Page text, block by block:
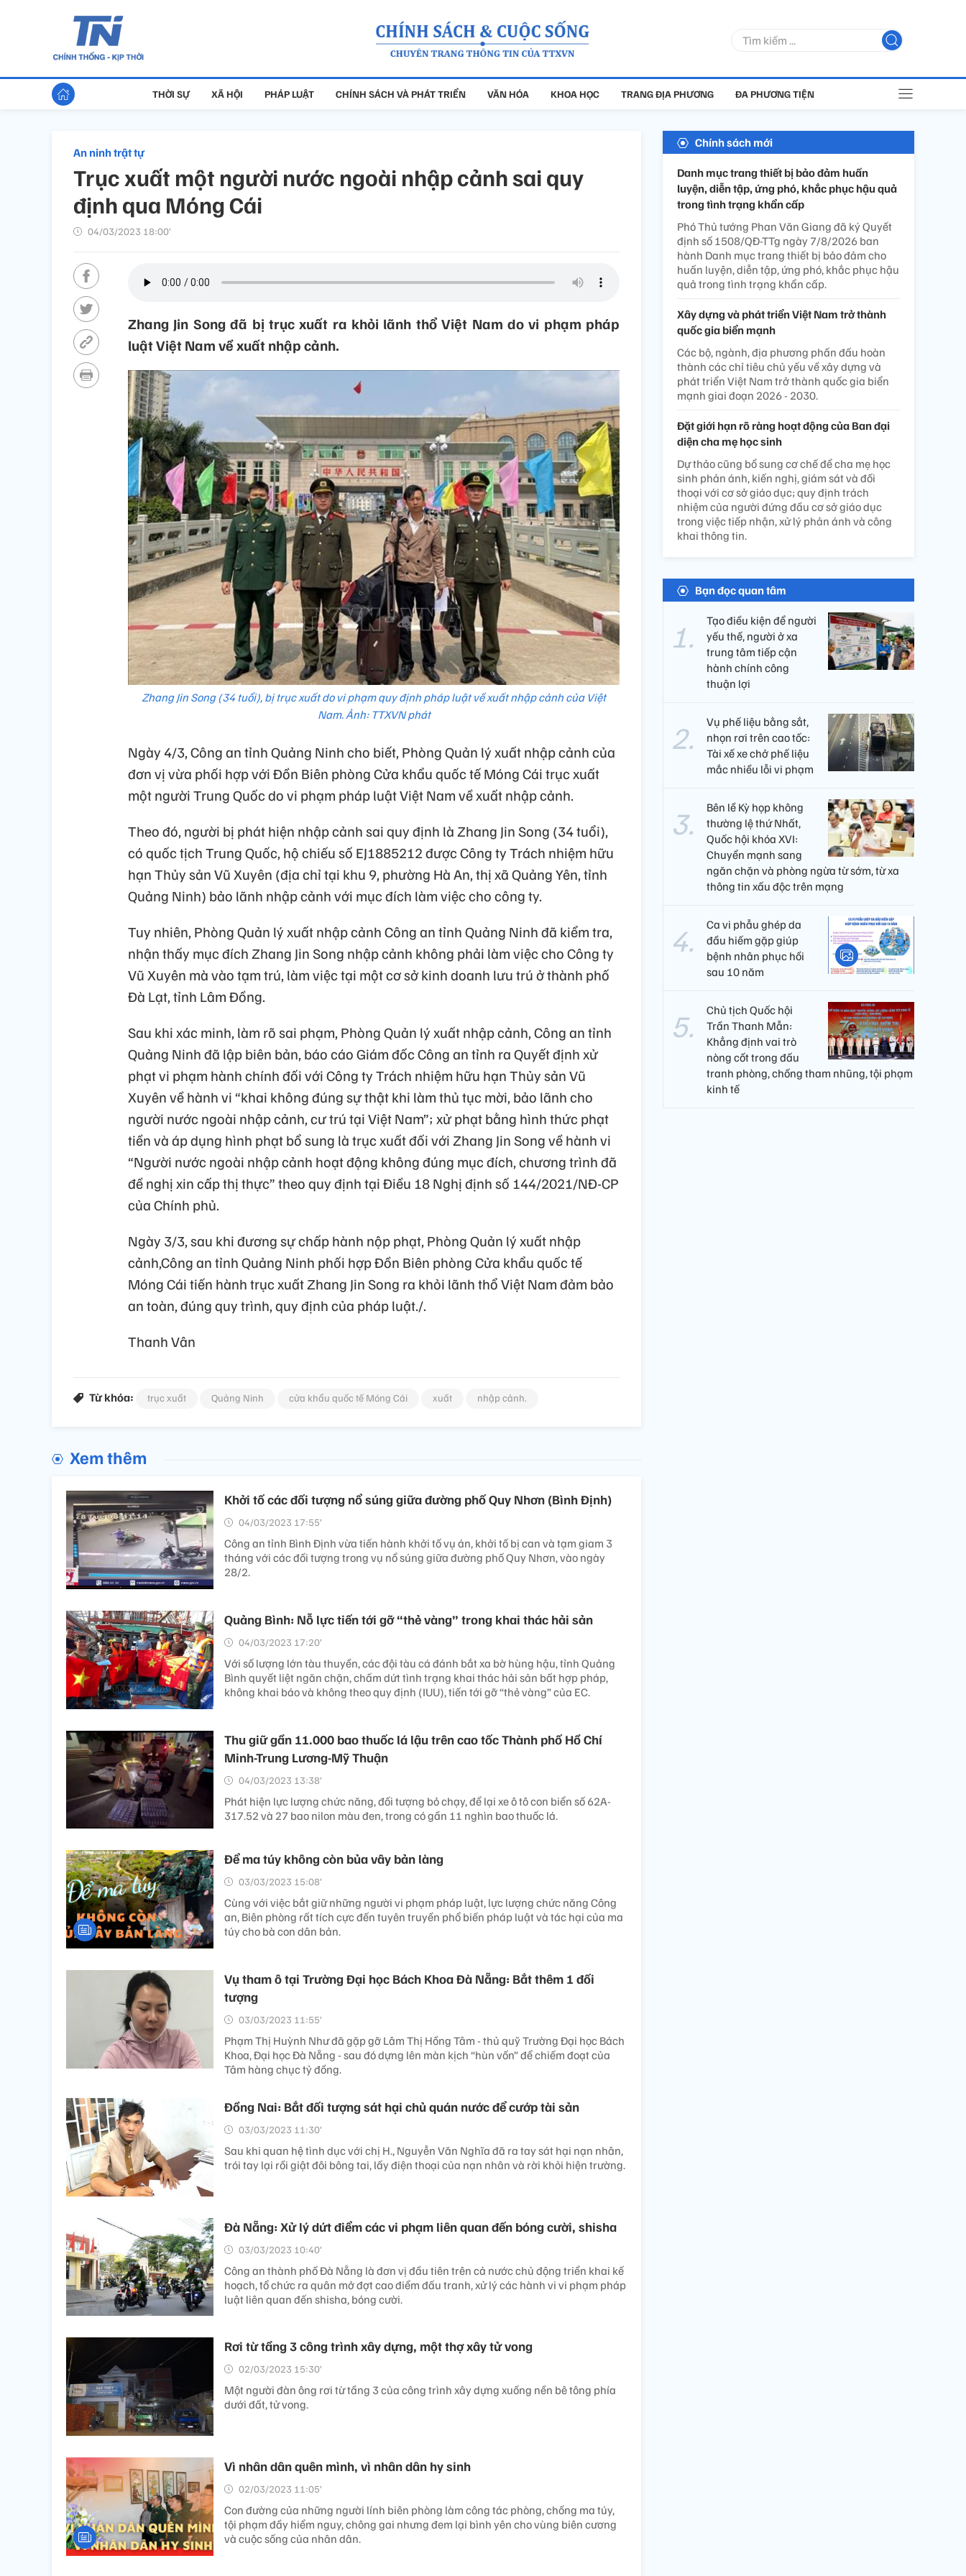
THỜI SỰ XÃ HỘI PHÁP LUẬT CHÍNH SÁCH VÀ PHÁT TRIỂN VĂN HÓA KHOA HỌC TRANG ĐỊA PHƯƠNG ĐA PHƯƠNG TIỆN
An ninh trật tự
Trục xuất một người nước ngoài nhập cảnh sai quy
định qua Móng Cái
04/03/2023 18:00’
Zhang Jin Song đã bị trục xuất ra khỏi lãnh thổ Việt Nam do vi phạm pháp
luật Việt Nam về xuất nhập cảnh.
Zhang Jin Song (34 tuổi), bị trục xuất do vi phạm quy định pháp luật về xuất nhập cảnh của Việt
Nam. Ảnh: TTXVN phát
Ngày 4/3, Công an tỉnh Quảng Ninh cho biết, Phòng Quản lý xuất nhập cảnh của
đơn vị vừa phối hợp với Đồn Biên phòng Cửa khẩu quốc tế Móng Cái trục xuất
một người Trung Quốc do vi phạm pháp luật Việt Nam về xuất nhập cảnh.
Theo đó, người bị phát hiện nhập cảnh sai quy định là Zhang Jin Song (34 tuổi),
có quốc tịch Trung Quốc, hộ chiếu số EJ1885212 được Công ty Trách nhiệm hữu
hạn Thủy sản Vũ Xuyên (địa chỉ tại khu 9, phường Hà An, thị xã Quảng Yên, tỉnh
Quảng Ninh) bảo lãnh nhập cảnh với mục đích làm việc cho công ty.
Tuy nhiên, Phòng Quản lý xuất nhập cảnh Công an tỉnh Quảng Ninh đã kiểm tra,
nhận thấy mục đích Zhang Jin Song nhập cảnh không phải làm việc cho Công ty
Vũ Xuyên mà vào tạm trú, làm việc tại một cơ sở kinh doanh lưu trú ở thành phố
Đà Lạt, tỉnh Lâm Đồng.
Sau khi xác minh, làm rõ sai phạm, Phòng Quản lý xuất nhập cảnh, Công an tỉnh
Quảng Ninh đã lập biên bản, báo cáo Giám đốc Công an tỉnh ra Quyết định xử
phạt vi phạm hành chính đối với Công ty Trách nhiệm hữu hạn Thủy sản Vũ
Xuyên về hành vi “khai không đúng sự thật khi làm thủ tục mời, bảo lãnh cho
người nước ngoài nhập cảnh, cư trú tại Việt Nam”; xử phạt bằng hình thức phạt
tiền và áp dụng hình phạt bổ sung là trục xuất đối với Zhang Jin Song về hành vi
“Người nước ngoài nhập cảnh hoạt động không đúng mục đích, chương trình đã
đề nghị xin cấp thị thực” theo quy định tại Điều 18 Nghị định số 144/2021/NĐ-CP
của Chính phủ.
Ngày 3/3, sau khi đương sự chấp hành nộp phạt, Phòng Quản lý xuất nhập
cảnh,Công an tỉnh Quảng Ninh phối hợp Đồn Biên phòng Cửa khẩu quốc tế
Móng Cái tiến hành trục xuất Zhang Jin Song ra khỏi lãnh thổ Việt Nam đảm bảo
an toàn, đúng quy trình, quy định của pháp luật./.
Thanh Vân
Từ khóa: trục xuất Quảng Ninh cửa khẩu quốc tế Móng Cái xuất nhập cảnh.
Xem thêm
Khởi tố các đối tượng nổ súng giữa đường phố Quy Nhơn (Bình Định)
04/03/2023 17:55’
Công an tỉnh Bình Định vừa tiến hành khởi tố vụ án, khởi tố bị can và tạm giam 3
tháng với các đối tượng trong vụ nổ súng giữa đường phố Quy Nhơn, vào ngày
28/2.
Quảng Bình: Nỗ lực tiến tới gỡ “thẻ vàng” trong khai thác hải sản
04/03/2023 17:20’
Với số lượng lớn tàu thuyền, các đội tàu cá đánh bắt xa bờ hùng hậu, tỉnh Quảng
Bình quyết liệt ngăn chặn, chấm dứt tình trạng khai thác hải sản bất hợp pháp,
không khai báo và không theo quy định (IUU), tiến tới gỡ “thẻ vàng” của EC.
Thu giữ gần 11.000 bao thuốc lá lậu trên cao tốc Thành phố Hồ Chí
Minh-Trung Lương-Mỹ Thuận
04/03/2023 13:38’
Phát hiện lực lượng chức năng, đối tượng bỏ chạy, để lại xe ô tô con biển số 62A-
317.52 và 27 bao nilon màu đen, trong có gần 11 nghìn bao thuốc lá.
Để ma túy không còn bủa vây bản làng
03/03/2023 15:08’
Cùng với việc bắt giữ những người vi phạm pháp luật, lực lượng chức năng Công
an, Biên phòng rất tích cực đến tuyên truyền phổ biến pháp luật và tác hại của ma
túy cho bà con dân bản.
Vụ tham ô tại Trường Đại học Bách Khoa Đà Nẵng: Bắt thêm 1 đối
tượng
03/03/2023 11:55’
Phạm Thị Huỳnh Như đã gặp gỡ Lâm Thị Hồng Tâm - thủ quỹ Trường Đại học Bách
Khoa, Đại học Đà Nẵng - sau đó dựng lên màn kịch “hùn vốn” để chiếm đoạt của
Tâm hàng chục tỷ đồng.
Đồng Nai: Bắt đối tượng sát hại chủ quán nước để cướp tài sản
03/03/2023 11:30’
Sau khi quan hệ tình dục với chị H., Nguyễn Văn Nghĩa đã ra tay sát hại nạn nhân,
trói tay lại rồi giật đôi bông tai, lấy điện thoại của nạn nhân và rời khỏi hiện trường.
Đà Nẵng: Xử lý dứt điểm các vi phạm liên quan đến bóng cười, shisha
03/03/2023 10:40’
Công an thành phố Đà Nẵng là đơn vị đầu tiên trên cả nước chủ động triển khai kế
hoạch, tổ chức ra quân mở đợt cao điểm đấu tranh, xử lý các hành vi vi phạm pháp
luật liên quan đến shisha, bóng cười.
Rơi từ tầng 3 công trình xây dựng, một thợ xây tử vong
02/03/2023 15:30’
Một người đàn ông rơi từ tầng 3 của công trình xây dựng xuống nền bê tông phía
dưới đất, tử vong.
Vì nhân dân quên mình, vì nhân dân hy sinh
02/03/2023 11:05’
Con đường của những người lính biên phòng làm công tác phòng, chống ma túy,
tội phạm đầy hiểm nguy, chông gai nhưng đem lại bình yên cho vùng biên cương
và cuộc sống của nhân dân.
Chính sách mới
Danh mục trang thiết bị bảo đảm huấn
luyện, diễn tập, ứng phó, khắc phục hậu quả
trong tình trạng khẩn cấp
Phó Thủ tướng Phan Văn Giang đã ký Quyết
định số 1508/QĐ-TTg ngày 7/8/2026 ban
hành Danh mục trang thiết bị bảo đảm cho
huấn luyện, diễn tập, ứng phó, khắc phục hậu
quả trong tình trạng khẩn cấp.
Xây dựng và phát triển Việt Nam trở thành
quốc gia biển mạnh
Các bộ, ngành, địa phương phấn đấu hoàn
thành các chỉ tiêu chủ yếu về xây dựng và
phát triển Việt Nam trở thành quốc gia biển
mạnh giai đoạn 2026 - 2030.
Đặt giới hạn rõ ràng hoạt động của Ban đại
diện cha mẹ học sinh
Dự thảo cũng bổ sung cơ chế để cha mẹ học
sinh phản ánh, kiến nghị, giám sát và đối
thoại với cơ sở giáo dục; quy định trách
nhiệm của người đứng đầu cơ sở giáo dục
trong việc tiếp nhận, xử lý phản ánh và công
khai thông tin.
Bạn đọc quan tâm
Tạo điều kiện để người
yếu thế, người ở xa
trung tâm tiếp cận
hành chính công
thuận lợi
Vụ phế liệu bằng sắt,
nhọn rơi trên cao tốc:
Tài xế xe chở phế liệu
mắc nhiều lỗi vi phạm
Bên lề Kỳ họp không
thường lệ thứ Nhất,
Quốc hội khóa XVI:
Chuyển mạnh sang
ngăn chặn và phòng ngừa từ sớm, từ xa
thông tin xấu độc trên mạng
Ca vi phẫu ghép da
đầu hiếm gặp giúp
bệnh nhân phục hồi
sau 10 năm
Chủ tịch Quốc hội
Trần Thanh Mẫn:
Khẳng định vai trò
nòng cốt trong đấu
tranh phòng, chống tham nhũng, tội phạm
kinh tế